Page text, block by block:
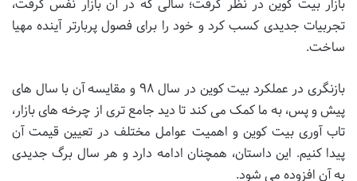
بازار بیت کوین در نظر گرفت؛ سالی که در آن بازار نفس گرفت،
تجربیات جدیدی کسب کرد و خود را برای فصول پربارتر آینده مهیا
ساخت.
بازنگری در عملکرد بیت کوین در سال ۹۸ و مقایسه آن با سال های
پیش و پس، به ما کمک می کند تا دید جامع تری از چرخه های بازار،
تاب آوری بیت کوین و اهمیت عوامل مختلف در تعیین قیمت آن
پیدا کنیم. این داستان، همچنان ادامه دارد و هر سال برگ جدیدی
به آن افزوده می شود.